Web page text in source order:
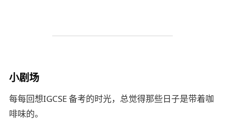
小剧场
每每回想IGCSE 备考的时光，总觉得那些日子是带着咖
啡味的。